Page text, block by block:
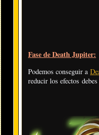
Fase de Death Jupiter:
Podemos conseguir a
reducir los efectos